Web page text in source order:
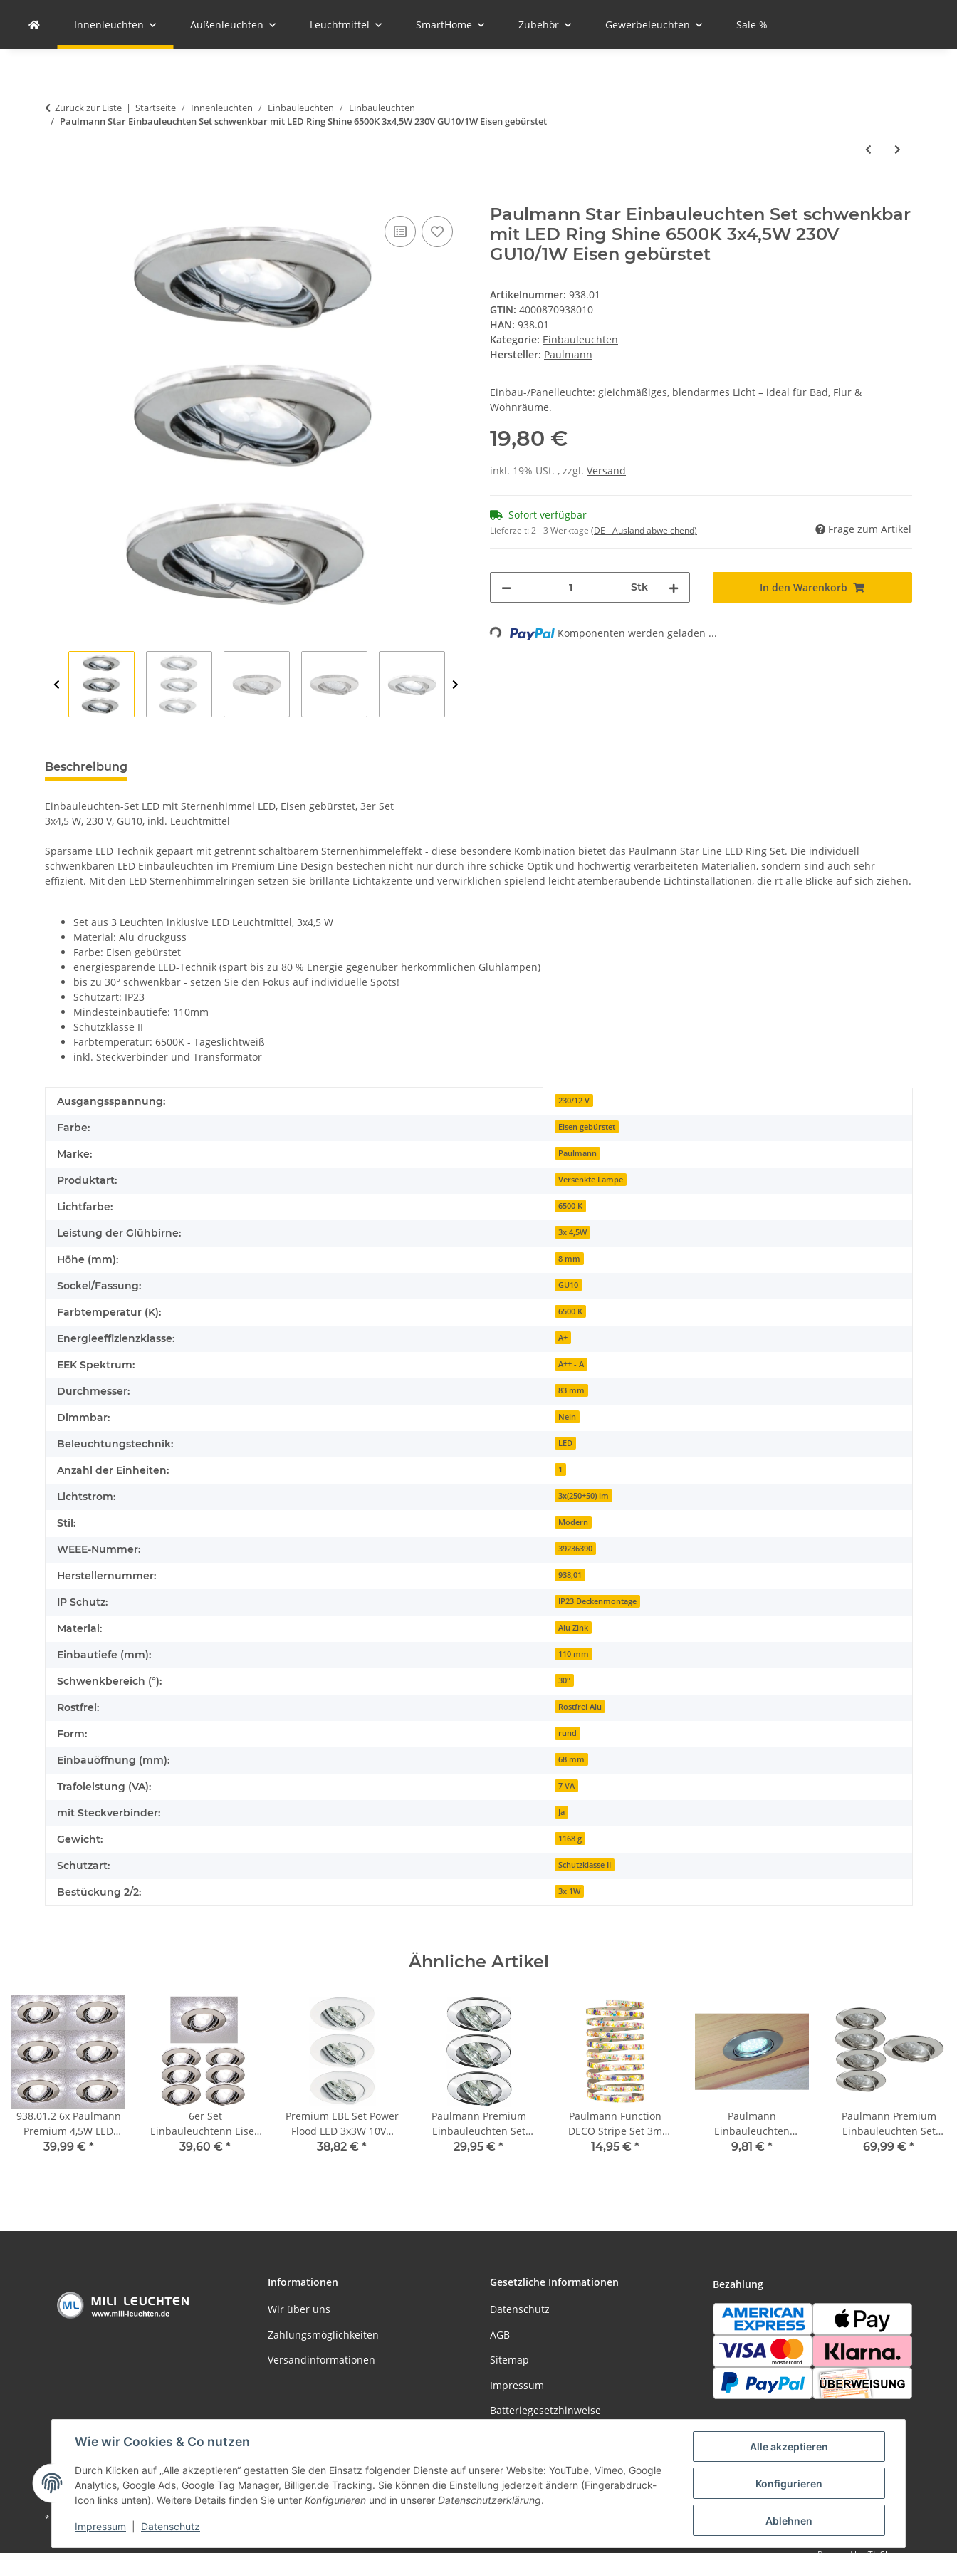
Alle akzeptieren
Konfigurieren
Ablehnen
Wie wir Cookies & Co nutzen
Durch Klicken auf „Alle akzeptieren“ gestatten Sie den Einsatz folgender Dienste auf unserer Website: YouTube, Vimeo, Google
Analytics, Google Ads, Google Tag Manager, Billiger.de Tracking. Sie können die Einstellung jederzeit ändern (Fingerabdruck-
Icon links unten). Weitere Details finden Sie unter Konfigurieren und in unserer Datenschutzerklärung.
Impressum Datenschutz
Innenleuchten Außenleuchten Leuchtmittel SmartHome Zubehör Gewerbeleuchten Sale %
Zurück zur Liste Startseite Innenleuchten Einbauleuchten
Einbauleuchten
Paulmann Star Einbauleuchten Set schwenkbar mit LED Ring Shine 6500K 3x4,5W 230V GU10/1W Eisen gebürstet
Paulmann Star Einbauleuchten Set schwenkbar
mit LED Ring Shine 6500K 3x4,5W 230V
GU10/1W Eisen gebürstet
Artikelnummer: 938.01
GTIN: 4000870938010
HAN: 938.01
Kategorie: Einbauleuchten
Hersteller: Paulmann
Einbau-/Panelleuchte: gleichmäßiges, blendarmes Licht – ideal für Bad, Flur &
Wohnräume.
19,80 €
inkl. 19% USt. , zzgl. Versand
Sofort verfügbar
Lieferzeit:2 - 3 Werktage (DE - Ausland abweichend) Frage zum Artikel
Stk In den Warenkorb
Loading... Komponenten werden geladen ...
Beschreibung
Einbauleuchten-Set LED mit Sternenhimmel LED, Eisen gebürstet, 3er Set
3x4,5 W, 230 V, GU10, inkl. Leuchtmittel
Sparsame LED Technik gepaart mit getrennt schaltbarem Sternenhimmeleffekt - diese besondere Kombination bietet das Paulmann Star Line LED Ring Set. Die individuell
schwenkbaren LED Einbauleuchten im Premium Line Design bestechen nicht nur durch ihre schicke Optik und hochwertig verarbeiteten Materialien, sondern sind auch sehr
effizient. Mit den LED Sternenhimmelringen setzen Sie brillante Lichtakzente und verwirklichen spielend leicht atemberaubende Lichtinstallationen, die rt alle Blicke auf sich ziehen.
Set aus 3 Leuchten inklusive LED Leuchtmittel, 3x4,5 W
Material: Alu druckguss
Farbe: Eisen gebürstet
energiesparende LED-Technik (spart bis zu 80 % Energie gegenüber herkömmlichen Glühlampen)
bis zu 30° schwenkbar - setzen Sie den Fokus auf individuelle Spots!
Schutzart: IP23
Mindesteinbautiefe: 110mm
Schutzklasse II
Farbtemperatur: 6500K - Tageslichtweiß
inkl. Steckverbinder und Transformator
Produkteigenschaft
Wert
Ausgangsspannung: 230/12 V
Farbe: Eisen gebürstet
Marke: Paulmann
Produktart: Versenkte Lampe
Lichtfarbe: 6500 K
Leistung der Glühbirne: 3x 4,5W
Höhe (mm): 8 mm
Sockel/Fassung: GU10
Farbtemperatur (K): 6500 K
Energieeffizienzklasse: A+
EEK Spektrum: A++ - A
Durchmesser: 83 mm
Dimmbar: Nein
Beleuchtungstechnik: LED
Anzahl der Einheiten: 1
Lichtstrom: 3x(250+50) lm
Stil: Modern
WEEE-Nummer: 39236390
Herstellernummer: 938,01
IP Schutz: IP23 Deckenmontage
Material: Alu Zink
Einbautiefe (mm): 110 mm
Schwenkbereich (°): 30°
Rostfrei: Rostfrei Alu
Form: rund
Einbauöffnung (mm): 68 mm
Trafoleistung (VA): 7 VA
mit Steckverbinder: Ja
Gewicht: 1168 g
Schutzart: Schutzklasse II
Bestückung 2/2: 3x 1W
Ähnliche Artikel
938.01.2 6x Paulmann
Premium 4,5W LED
Einbauleuchtenn
39,99 € *
6er Set
Einbauleuchtenn Eisen
gebürstet kaltweiss 6x
39,60 € *
Premium EBL Set Power
Flood LED 3x3W 10VA
230V 83mm Weiß/Alu
38,82 € *
Paulmann Premium
Einbauleuchten Set
Power Flood LED 3x3W
29,95 € *
Paulmann Function
DECO Stripe Set 3m
Party Warmweiß 7,2W
14,95 € *
Paulmann
Einbauleuchten
schwenkbar LED 1W
9,81 € *
Paulmann Premium
Einbauleuchten Set
Power Flood LED 5x3W
69,99 € *
Informationen
Wir über uns
Zahlungsmöglichkeiten
Versandinformationen
Gesetzliche Informationen
Datenschutz
AGB
Sitemap
Impressum
Batteriegesetzhinweise
Bezahlung
Vertrag widerrufen
* Alle Preise inkl. gesetzlicher USt., zzgl.